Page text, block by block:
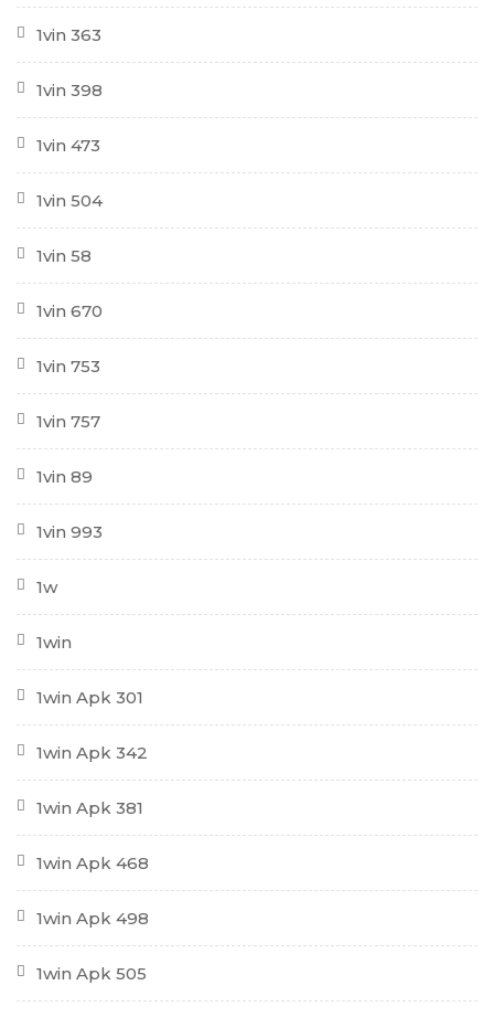
1vin 363
1vin 398
1vin 473
1vin 504
1vin 58
1vin 670
1vin 753
1vin 757
1vin 89
1vin 993
1w
1win
1win Apk 301
1win Apk 342
1win Apk 381
1win Apk 468
1win Apk 498
1win Apk 505